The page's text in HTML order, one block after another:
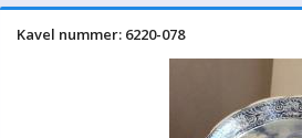
Kavel nummer: 6220-078